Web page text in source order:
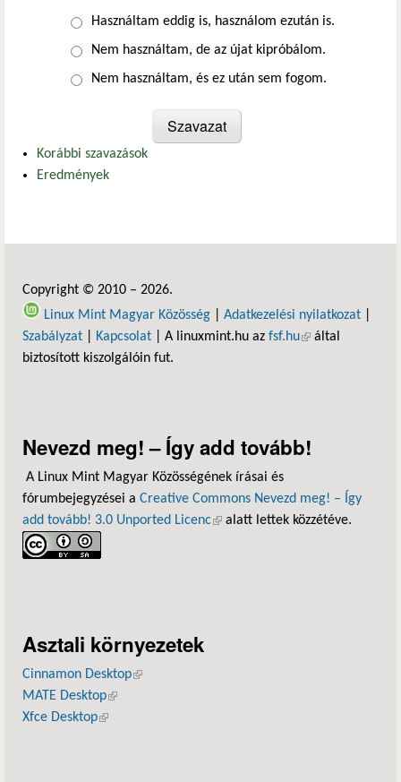
Választások
Használtam eddig is, használom ezután is.
Nem használtam, de az újat kipróbálom.
Nem használtam, és ez után sem fogom.
Korábbi szavazások
Eredmények
Copyright © 2010 – 2026.
Linux Mint Magyar Közösség
Adatkezelési nyilatkozat
Szabályzat
Kapcsolat | A linuxmint.hu az fsf.hu(külső hivatkozás)
által
biztosított kiszolgálóin fut.
Nevezd meg! – Így add tovább!
A Linux Mint Magyar Közösségének írásai és
fórumbejegyzései a Creative Commons Nevezd meg! – Így
add tovább! 3.0 Unported Licenc(külső hivatkozás)
alatt lettek közzétéve.
Asztali környezetek
Cinnamon Desktop(külső hivatkozás)
MATE Desktop(külső hivatkozás)
Xfce Desktop(külső hivatkozás)